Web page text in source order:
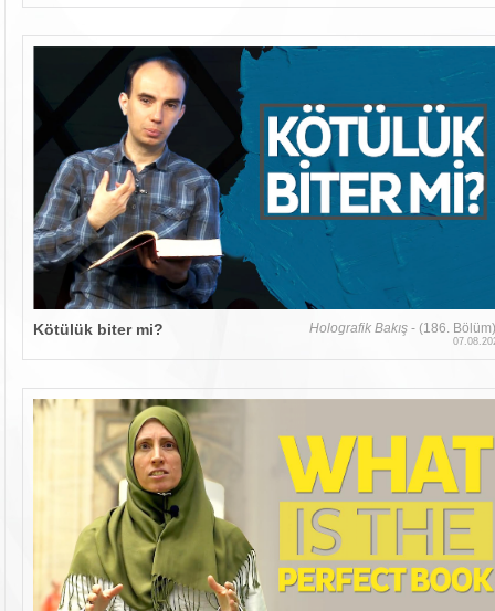
Kötülük biter mi? Holografik Bakış - (186.